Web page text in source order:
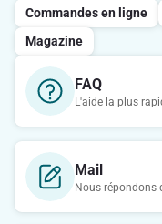
Commandes en ligne
Magazine
FAQ
L'aide la plus
Mail
Nous répondons